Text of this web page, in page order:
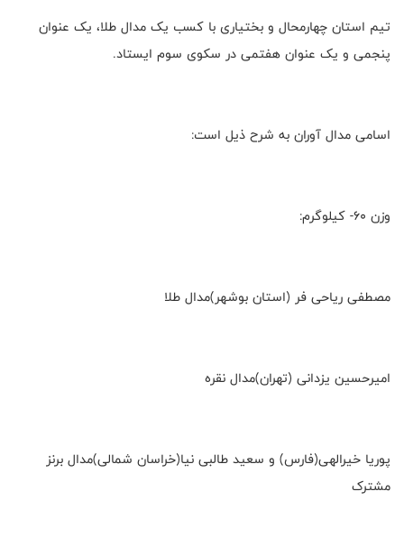
تیم استان چهارمحال و بختیاری با کسب یک مدال طلا، یک عنوان
پنجمی و یک عنوان هفتمی در سکوی سوم ایستاد.
اسامی مدال آوران به شرح ذیل است:
وزن ۶۰- کیلوگرم:
مصطفی ریاحی فر (استان بوشهر)مدال طلا
امیرحسین یزدانی (تهران)مدال نقره
پوریا خیرالهی(فارس) و سعید طالبی نیا(خراسان شمالی)مدال برنز
مشترک